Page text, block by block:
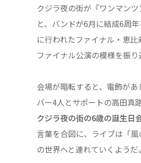
クジラ夜の街が『ワンマン
と、バンドが6月に結成6周
に行われたファイナル・恵
ファイナル公演の模様を振り
会場が暗転すると、電飾が
バー4人とサポートの高田真
クジラ夜の街の6歳の誕生日
言葉を合図に、ライブは「
の世界へと連れていくようだ。